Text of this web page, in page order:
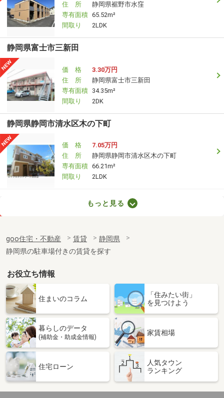
住 所
静岡県裾野市水窪
専有面積 65.52m²
間取り
2LDK
静岡県富士市三新田
価 格
3.30万円
住 所
静岡県富士市三新田
専有面積 34.35m²
間取り
2DK
静岡県静岡市清水区木の下町
価 格
7.05万円
住 所
静岡県静岡市清水区木の下町
専有面積 66.21m²
間取り
2LDK
専有面積
33.2m²
間取り
1K
静岡県焼津市三ケ名
価 格
6.20万円
静岡県焼津市三ケ名
専有面積 44.21m²
間取り
静岡県裾野市岩波
住 所
静岡県裾野市岩波
専有面積 31.4m²
もっと見る
goo住宅・不動産 賃貸
静岡県
静岡県の駐車場付きの賃貸を探す
お役立ち情報
住まいのコラム
「住みたい街」
を見つけよう
暮らしのデータ
(補助金・助成金情報)
家賃相場
住宅ローン
人気タウン
ランキング